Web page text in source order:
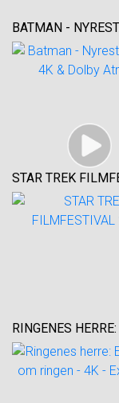
BATMAN -
STAR TREK